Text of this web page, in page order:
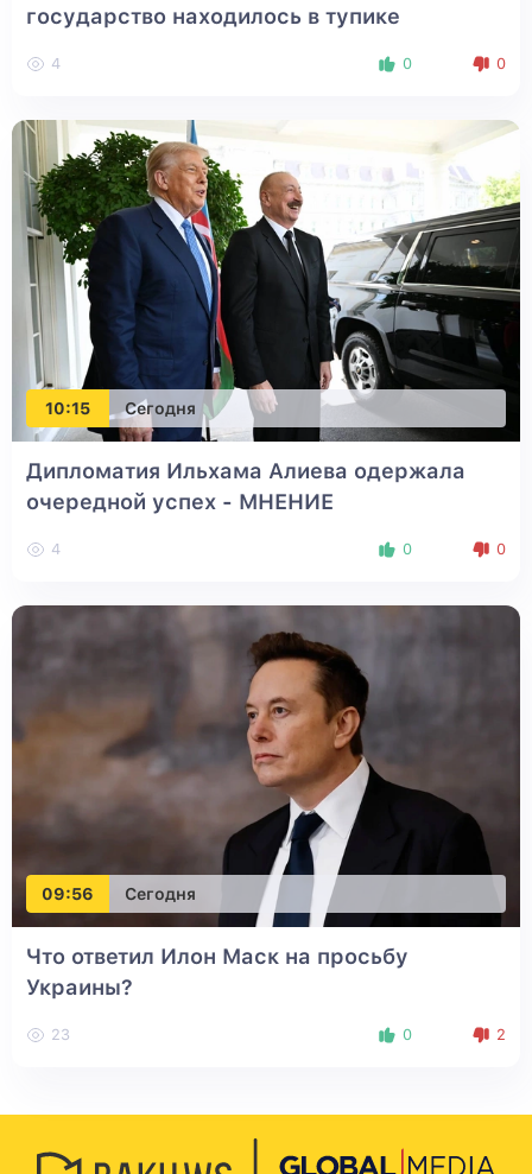
государство находилось в тупике
4 0 0
10:15 Сегодня
Дипломатия Ильхама Алиева одержала
очередной успех - МНЕНИЕ
4 0 0
09:56 Сегодня
Что ответил Илон Маск на просьбу
Украины?
23 0 2